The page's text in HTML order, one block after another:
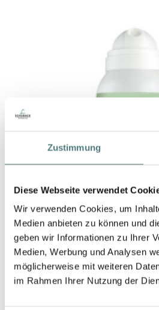
Zustimmung
Diese Webseite verwendet
Wir verwenden Cookies, um
Medien anbieten zu können und
geben wir Informationen zu Ihrer
Medien, Werbung und Analysen
möglicherweise mit weiteren
im Rahmen Ihrer Nutzung der